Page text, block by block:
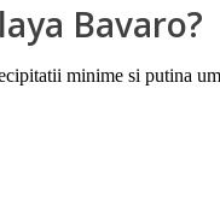
Bavaro?
minime si putina